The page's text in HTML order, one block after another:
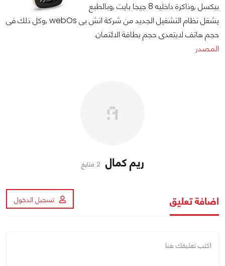
بيكسل ,وذاكرة داخليه 8 جيجا بايت ,وبالطبع
يشغل نظام التشغيل الجديد من شركة اتش بى webOs ,وكل ذلك فى
حجم هاتف لايتعدى حجم بطاقة الائتمان.
المصدر
ريم كمال 2 متابع
اضافة تعليق تسجيل الدخول